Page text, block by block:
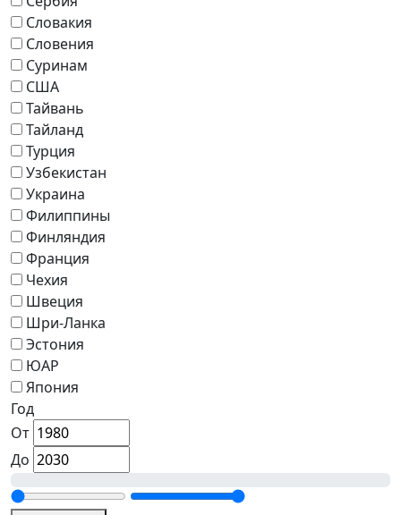
Словакия
Словения
Суринам
США
Тайвань
Тайланд
Турция
Узбекистан
Украина
Филиппины
Финляндия
Франция
Чехия
Швеция
Шри-Ланка
Эстония
ЮАР
Япония
Год
От
До